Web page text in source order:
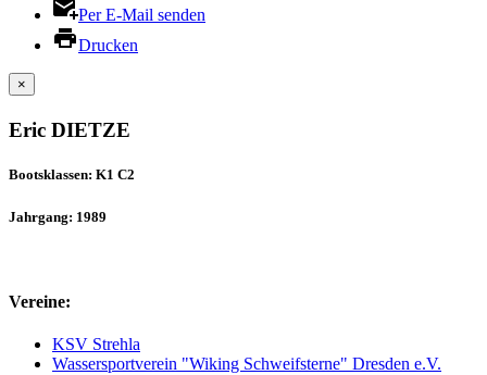
Per E-Mail senden
Drucken
×
Eric DIETZE
Bootsklassen: K1 C2
Jahrgang: 1989
Vereine:
KSV Strehla
Wassersportverein "Wiking Schweifsterne" Dresden e.V.